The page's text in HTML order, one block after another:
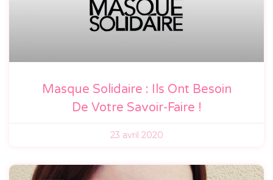
Masque Solidaire : Ils Ont Besoin
De Votre Savoir-Faire !
23 avril 2020